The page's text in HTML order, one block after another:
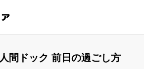
人間ドック 前日の過ごし方